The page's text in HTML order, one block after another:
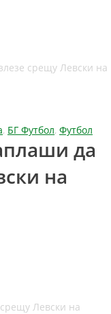
срещу Левски на
, БГ Футбол, Футбол
да
на
Левски на